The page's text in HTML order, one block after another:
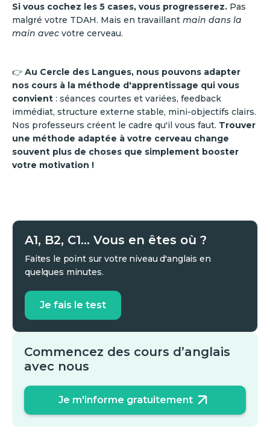
Si vous cochez les 5 cases, vous progresserez. Pas
malgré votre TDAH. Mais en travaillant main dans la
main avec votre cerveau.
👉 Au Cercle des Langues, nous pouvons adapter
nos cours à la méthode d'apprentissage qui vous
convient : séances courtes et variées, feedback
immédiat, structure externe stable, mini-objectifs clairs.
Nos professeurs créent le cadre qu'il vous faut. Trouver
une méthode adaptée à votre cerveau change
souvent plus de choses que simplement booster
votre motivation !
A1, B2, C1... Vous en êtes où ?
Faites le point sur votre niveau d'anglais en
quelques minutes.
Je fais le test
Commencez des cours d’anglais
avec nous
Je m'informe gratuitement